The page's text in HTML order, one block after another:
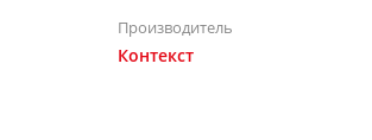
Производитель
Контекст